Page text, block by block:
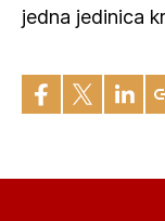
jedna jedinica